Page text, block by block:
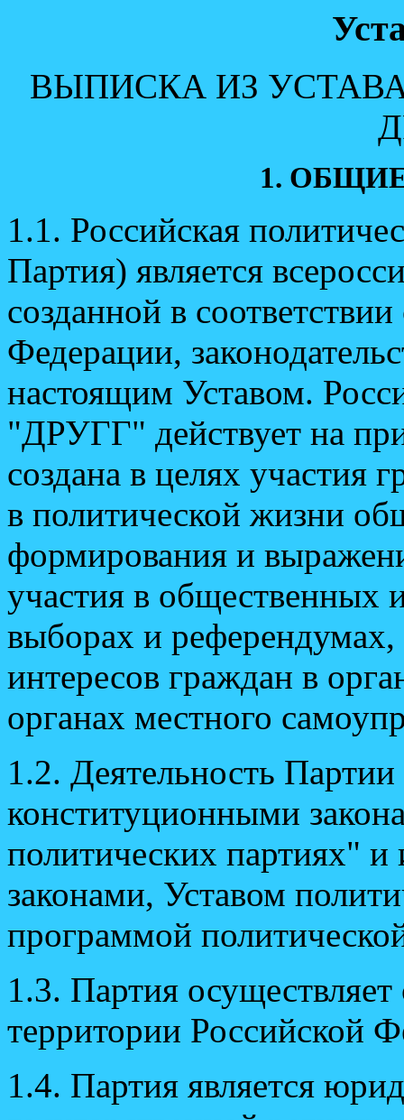
Ус
ВЫПИСКА ИЗ
1.
1.1. Российская
Партия) является
созданной в
Федерации,
настоящим Уставом.
"ДРУГГ" действует на
создана в целях участия
в политической жизни
формирования и
участия в общественных
выборах и референдумах,
интересов граждан в
органах местного
1.2. Деятельность
конституционными
политических партиях"
законами, Уставом
программой
1.3. Партия
территории Российской
1.4. Партия является